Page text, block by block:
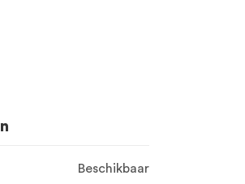
Beschikbaar